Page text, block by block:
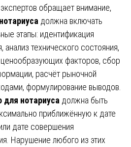
обращает внимание,
должна включать
этапы: идентификация
технического состояния,
факторов, сбор
расчёт рыночной
формулирование выводов.
для нотариуса должна быть
приближённую к дате
дате совершения
Нарушение любого из этих